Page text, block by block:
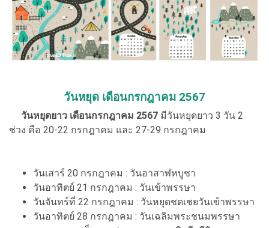
วันหยุด เดือนกรกฎาคม 2567
วันหยุดยาว เดือนกรกฎาคม 2567 มีวันหยุดยาว 3 วัน 2
ช่วง คือ 20-22 กรกฎาคม และ 27-29 กรกฎาคม
วันเสาร์ 20 กรกฎาคม : วันอาสาฬหบูชา
วันอาทิตย์ 21 กรกฎาคม : วันเข้าพรรษา
วันจันทร์ที่ 22 กรกฎาคม : วันหยุดชดเชยวันเข้าพรรษา
วันอาทิตย์ 28 กรกฎาคม : วันเฉลิมพระชนมพรรษา